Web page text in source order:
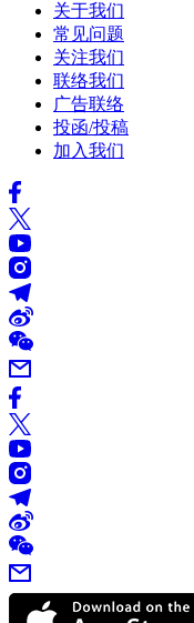
关于我们
常见问题
关注我们
联络我们
广告联络
投函/投稿
加入我们